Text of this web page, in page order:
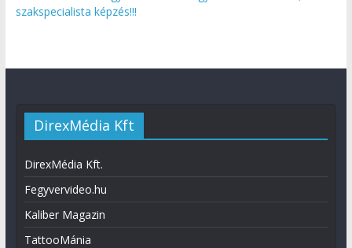
szakspecialista képzés!!!
DirexMédia Kft
DirexMédia Kft.
Fegyvervideo.hu
Kaliber Magazin
TattooMánia